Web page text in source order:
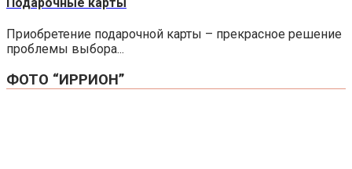
Приобретение подарочной карты – прекрасное решение
проблемы выбора...
ФОТО “ИРРИОН”